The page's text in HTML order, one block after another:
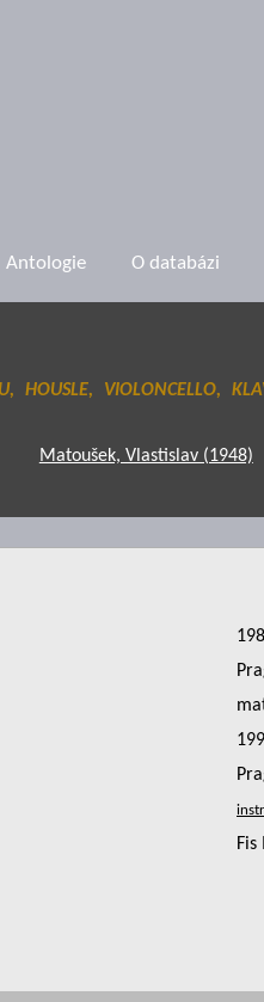
Antologie O databázi
HOUSLE, VIOLONCELLO,
Matoušek, Vlastislav (1948)